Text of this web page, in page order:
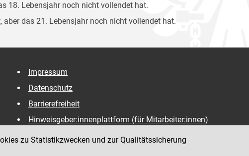
18. Lebensjahr noch nicht vollendet hat.
das 21. Lebensjahr noch nicht vollendet hat.
Impressum
Datenschutz
Barrierefreiheit
Hinweisgeber:innenplattform (für Mitarbeiter:innen)
zu Statistikzwecken und zur Qualitätssicherung